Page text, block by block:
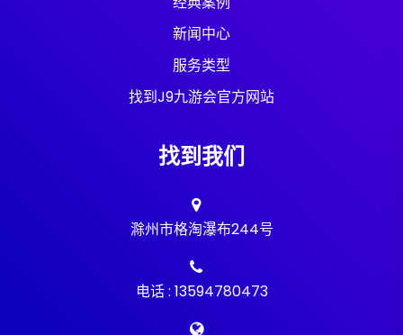
新闻中心
服务类型
找到J9九游会官方网站
找到我们
滁州市格淘瀑布244号
电话 : 13594780473